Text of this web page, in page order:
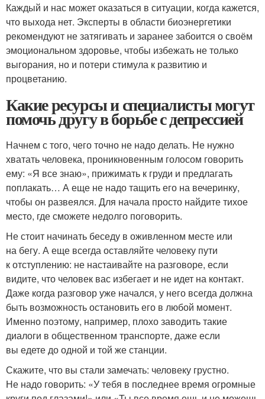
Каждый и нас может оказаться в ситуации, когда кажется,
что выхода нет. Эксперты в области биоэнергетики
рекомендуют не затягивать и заранее забоится о своём
эмоциональном здоровье, чтобы избежать не только
выгорания, но и потери стимула к развитию и
процветанию.
Какие ресурсы и специалисты могут
помочь другу в борьбе с депрессией
Начнем с того, чего точно не надо делать. Не нужно
хватать человека, проникновенным голосом говорить
ему: «Я все знаю», прижимать к груди и предлагать
поплакать… А еще не надо тащить его на вечеринку,
чтобы он развеялся. Для начала просто найдите тихое
место, где сможете недолго поговорить.
Не стоит начинать беседу в оживленном месте или
на бегу. А еще всегда оставляйте человеку пути
к отступлению: не настаивайте на разговоре, если
видите, что человек вас избегает и не идет на контакт.
Даже когда разговор уже начался, у него всегда должна
быть возможность остановить его в любой момент.
Именно поэтому, например, плохо заводить такие
диалоги в общественном транспорте, даже если
вы едете до одной и той же станции.
Скажите, что вы стали замечать: человеку грустно.
Не надо говорить: «У тебя в последнее время огромные